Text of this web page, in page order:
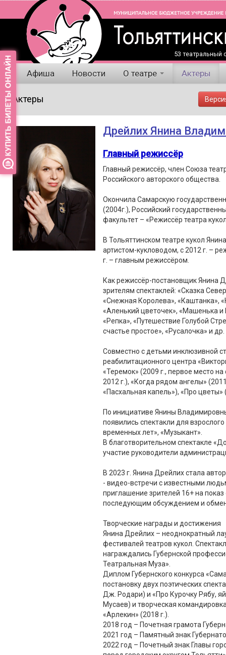
53 театральный
Афиша Новости О театре Актеры
Актеры
Дрейлих Янина
Главный режиссёр
Главный режиссёр, член Союза
Российского авторского общества.
Окончила Самарскую
(2004г.), Российский
факультет – «Режиссёр театра
В Тольяттинском театре кукол
артистом-кукловодом, с 2012 г. –
г. – главным режиссёром.
Как режиссёр-постановщик Янина
зрителям спектаклей: «Сказка
«Снежная Королева», «Каштанка»,
«Аленький цветочек», «Машенька
«Репка», «Путешествие Голубой
счастье простое», «Русалочка» и др.
Совместно с детьми инклюзивной
реабилитационного центра
«Теремок» (2009 г., первое место
2012 г.), «Когда рядом ангелы»
«Пасхальная капель»), «Про цветы»
По инициативе Янины
появились спектакли для
временных лет», «Музыкант».
В благотворительном спектакле
участие руководители
В 2023 г. Янина Дрейлих стала
- видео-встречи с известными
приглашение зрителей 16+ на
последующим обсуждением и
Творческие награды и достижения
Янина Дрейлих – неоднократный
фестивалей театров кукол.
награждались Губернской
Театральная Муза».
Диплом Губернского конкурса
постановку двух поэтических
Дж. Родари) и «Про Курочку Рябу,
Мусаев) и творческая
«Арлекин» (2018 г.).
2018 год – Почетная грамота
2021 год – Памятный знак
2022 год – Почетный знак Главы